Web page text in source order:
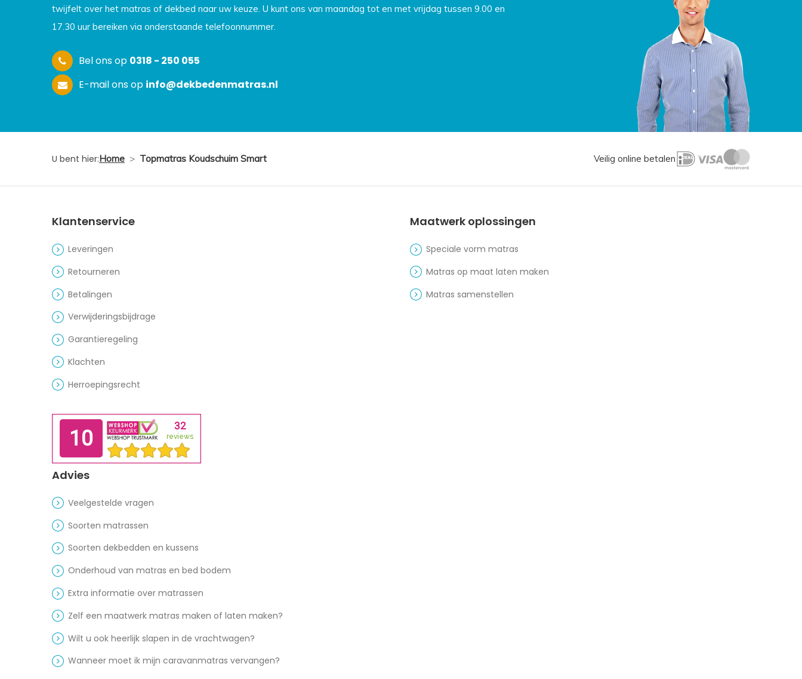
twijfelt over het matras of dekbed naar uw keuze. U kunt ons van maandag tot en met vrijdag tussen 9.00 en
17.30 uur bereiken via onderstaande telefoonnummer.
Bel ons op 0318 - 250 055
E-mail ons op info@dekbedenmatras.nl
U bent hier:Home > Topmatras Koudschuim Smart Veilig online betalen
Klantenservice
Leveringen
Retourneren
Betalingen
Verwijderingsbijdrage
Garantieregeling
Klachten
Herroepingsrecht
Maatwerk oplossingen
Speciale vorm matras
Matras op maat laten maken
Matras samenstellen
Advies
Veelgestelde vragen
Soorten matrassen
Soorten dekbedden en kussens
Onderhoud van matras en bed bodem
Extra informatie over matrassen
Zelf een maatwerk matras maken of laten maken?
Wilt u ook heerlijk slapen in de vrachtwagen?
Wanneer moet ik mijn caravanmatras vervangen?